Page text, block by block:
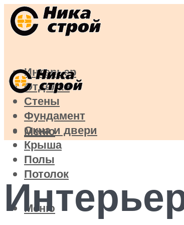
Интерьер
Отделка
Стены
Фундамент
Окна и двери
Крыша
Полы
Потолок
Меню
Меню